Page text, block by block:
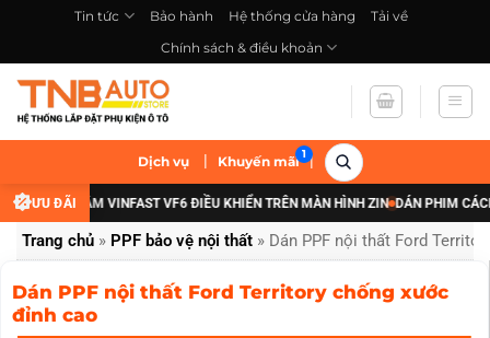
nội
dung
Tin tức Bảo hành Hệ thống cửa hàng
Tải về
Chính sách & điều khoản
Dịch vụ | Khuyến mãi |
ƯU ĐÃI
GẦM VINFAST VF6 ĐIỀU KHIỂN TRÊN MÀN HÌNH ZIN DÁN PHIM CÁCH
Trang chủ » PPF bảo vệ nội thất » Dán PPF nội thất Ford
Dán PPF nội thất Ford Territory chống xước
đỉnh cao